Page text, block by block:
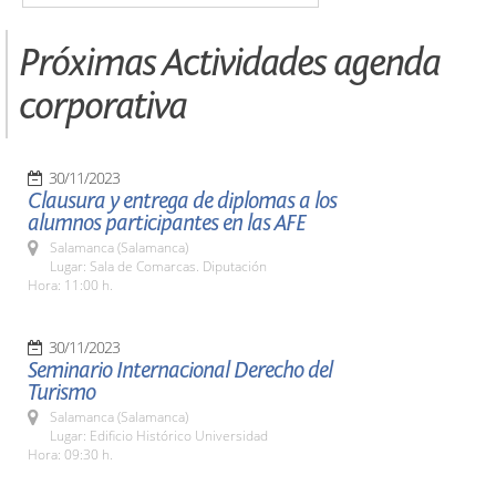
Próximas Actividades agenda
corporativa
30/11/2023
Clausura y entrega de diplomas a los
alumnos participantes en las AFE
Salamanca (Salamanca)
Lugar: Sala de Comarcas. Diputación
Hora: 11:00 h.
30/11/2023
Seminario Internacional Derecho del
Turismo
Salamanca (Salamanca)
Lugar: Edificio Histórico Universidad
Hora: 09:30 h.